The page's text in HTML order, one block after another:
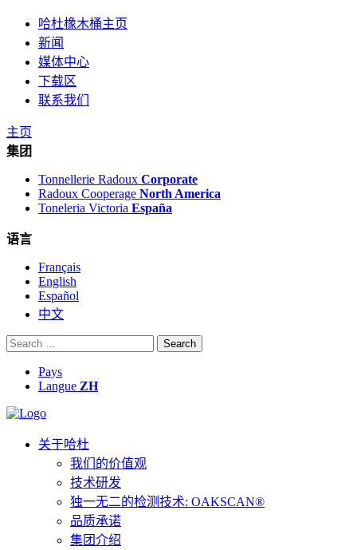
哈杜橡木桶主页
新闻
媒体中心
下载区
联系我们
主页
集团
Tonnellerie Radoux Corporate
Radoux Cooperage North America
Toneleria Victoria España
语言
Français
English
Español
中文
Search
for:
Pays
Langue ZH
关于哈杜
我们的价值观
技术研发
独一无二的检测技术: OAKSCAN®
品质承诺
集团介绍